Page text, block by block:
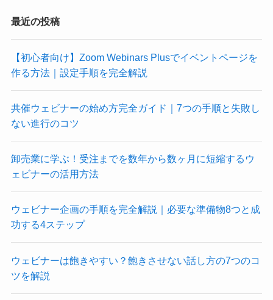
最近の投稿
【初心者向け】Zoom Webinars Plusでイベントページを
作る方法｜設定手順を完全解説
共催ウェビナーの始め方完全ガイド｜7つの手順と失敗し
ない進行のコツ
卸売業に学ぶ！受注までを数年から数ヶ月に短縮するウ
ェビナーの活用方法
ウェビナー企画の手順を完全解説｜必要な準備物8つと成
功する4ステップ
ウェビナーは飽きやすい？飽きさせない話し方の7つのコ
ツを解説